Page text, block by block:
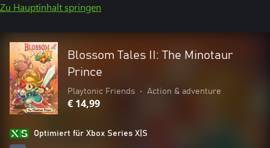
Zu Hauptinhalt springen
Blossom Tales II: The Minotaur
Prince
Playtonic Friends • Action & adventure
€ 14,99
Optimiert für Xbox Series X|S